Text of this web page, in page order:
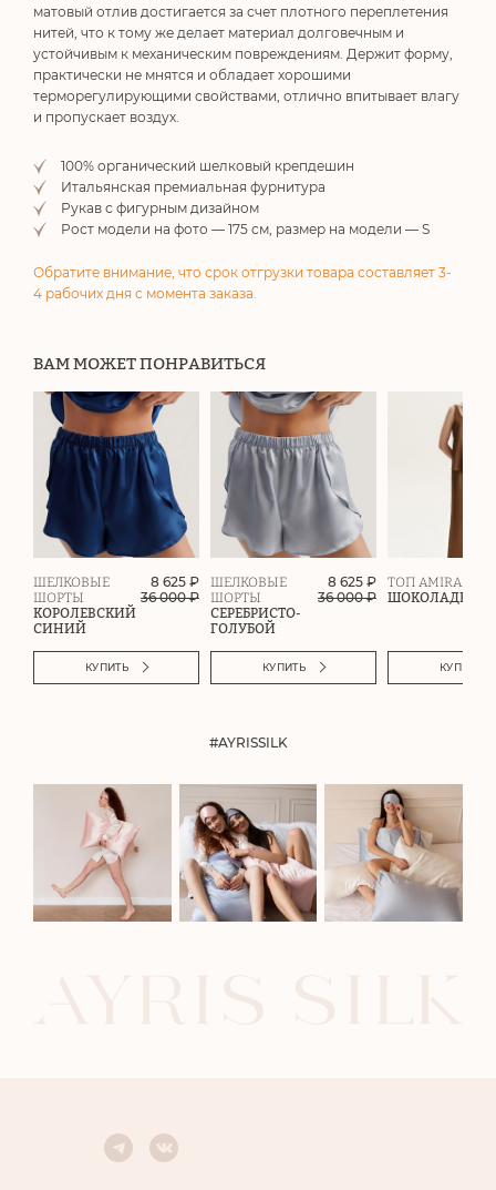
матовый отлив достигается за счет плотного переплетения
нитей, что к тому же делает материал долговечным и
устойчивым к механическим повреждениям. Держит форму,
практически не мнятся и обладает хорошими
терморегулирующими свойствами, отлично впитывает влагу
и пропускает воздух.
100% органический шелковый крепдешин
Итальянская премиальная фурнитура
Рукав с фигурным дизайном
Рост модели на фото — 175 см, размер на модели — S
Обратите внимание, что срок отгрузки товара составляет 3-
4 рабочих дня с момента заказа.
ВАМ МОЖЕТ ПОНРАВИТЬСЯ
ШЕЛКОВЫЕ
ШОРТЫ
КОРОЛЕВСКИЙ
СИНИЙ
8 625 ₽
36 000₽
КУПИТЬ
ШЕЛКОВЫЕ
ШОРТЫ
СЕРЕБРИСТО-
ГОЛУБОЙ
8 625 ₽
36 000₽
КУПИТЬ
ТОП AMIRA
ШОКОЛАДНЫЙ
КУПИТЬ
#AYRISSILK